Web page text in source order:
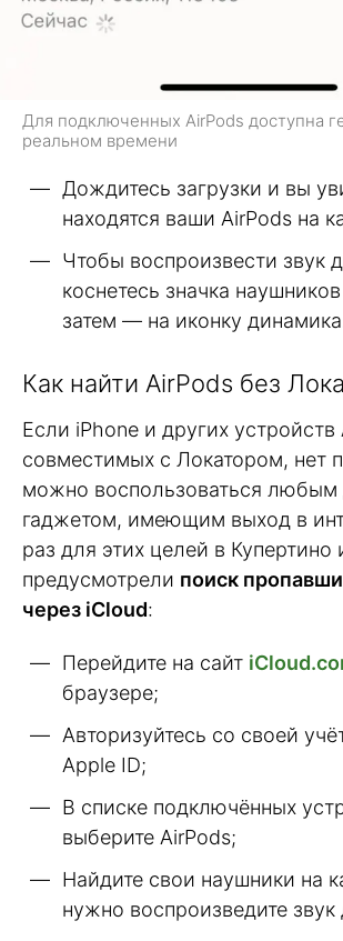
Для подключенных AirPods доступна
реальном времени
Дождитесь загрузки и вы
находятся ваши AirPods на
Чтобы воспроизвести звук
коснетесь значка
затем — на иконку
Как найти AirPods без
Если iPhone и других устройств
совместимых с Локатором, нет
можно воспользоваться любым
гаджетом, имеющим выход в
раз для этих целей в Купертино
предусмотрели поиск
через iCloud:
Перейдите на сайт
браузере;
Авторизуйтесь со своей
Apple ID;
В списке подключённых
выберите AirPods;
Найдите свои наушники на
нужно воспроизведите звук